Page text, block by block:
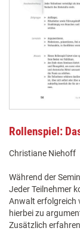
Rollenspiel:
Christiane Niehoff
Während der
Jeder Teilnehmer
Anwalt erfolgreich
hierbei zu
Zusätzlich